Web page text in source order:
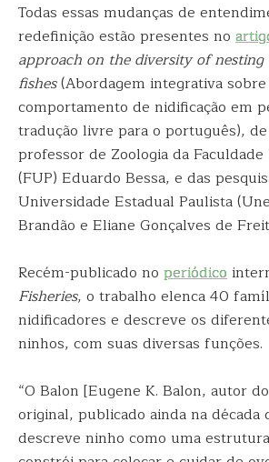
Todas essas mudanças de
redefinição estão presentes no
approach on the diversity of
fishes(Abordagem integrativa
comportamento de nidificação em
tradução livre para o português),
professor de Zoologia da
(FUP) Eduardo Bessa, e das
Universidade Estadual Paulista
Brandão e Eliane Gonçalves de
Recém-publicado no periódico
Fisheries, o trabalho elenca 40
nidificadores e descreve os
ninhos, com suas diversas funções.
“O Balon [Eugene K. Balon, autor
original, publicado ainda na década
descreve ninho como uma